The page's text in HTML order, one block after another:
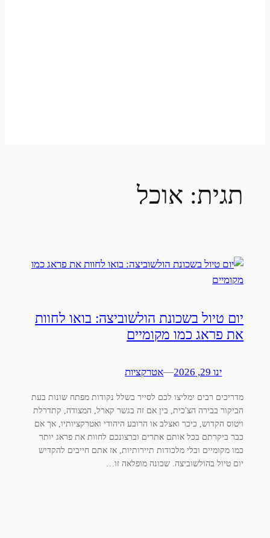
תגית: אוכל
יום טיול בשכונת הולשוביצה: בואו לחוות
את פראג כמו מקומיים
ינו 29, 2026 —אטרקציות
מדריכים רבים ימליצו לכם לסייר בשלל נקודות מפתח שונות בעת
הביקור בבירה הצ'כית, בין אם זה בגשר קארל, המצודה, קתדרלת
ויטוס הקדוש, כיכר ואצלב או הרובע היהודי ואטרקציותיו, אך אם
כבר ביקרתם בכל אותם אתרים וברצונכם לחוות את פראג יותר
כמו מקומיים ובלי מלכודות תיירותיות, אז אתם חייבים להקדיש
יום טיול בהולשוביצה. שכונה מופלאה זו…